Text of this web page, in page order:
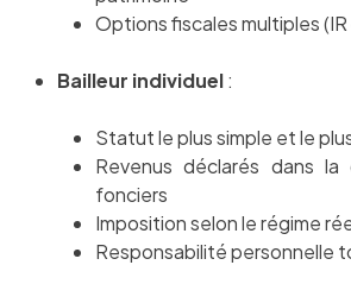
Options fiscales multiples (IR
Bailleur individuel:
Statut le plus simple et le
Revenus déclarés dans
fonciers
Imposition selon le régime
Responsabilité personnelle